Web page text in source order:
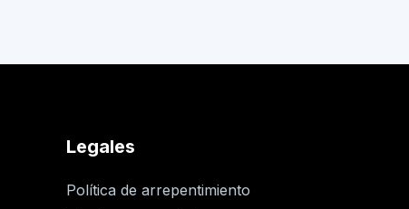
Legales
Política de arrepentimiento